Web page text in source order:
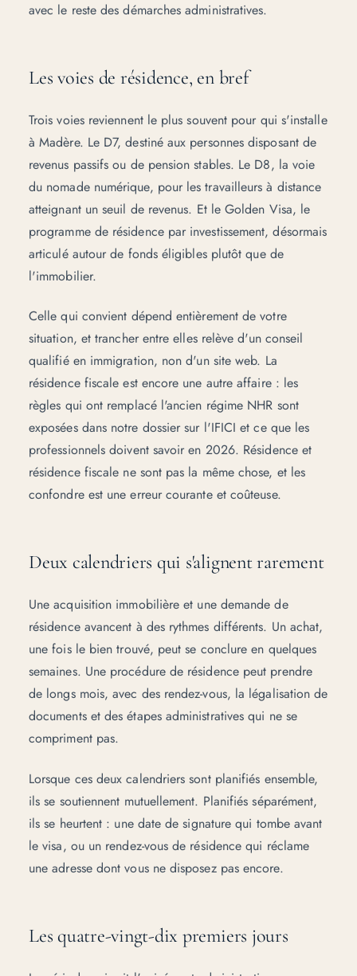
avec le reste des démarches administratives.
Les voies de résidence, en bref
Trois voies reviennent le plus souvent pour qui s'installe
à Madère. Le D7, destiné aux personnes disposant de
revenus passifs ou de pension stables. Le D8, la voie
du nomade numérique, pour les travailleurs à distance
atteignant un seuil de revenus. Et le Golden Visa, le
programme de résidence par investissement, désormais
articulé autour de fonds éligibles plutôt que de
l'immobilier.
Celle qui convient dépend entièrement de votre
situation, et trancher entre elles relève d'un conseil
qualifié en immigration, non d'un site web. La
résidence fiscale est encore une autre affaire : les
règles qui ont remplacé l'ancien régime NHR sont
exposées dans notre dossier sur l'IFICI et ce que les
professionnels doivent savoir en 2026. Résidence et
résidence fiscale ne sont pas la même chose, et les
confondre est une erreur courante et coûteuse.
Deux calendriers qui s'alignent rarement
Une acquisition immobilière et une demande de
résidence avancent à des rythmes différents. Un achat,
une fois le bien trouvé, peut se conclure en quelques
semaines. Une procédure de résidence peut prendre
de longs mois, avec des rendez-vous, la légalisation de
documents et des étapes administratives qui ne se
compriment pas.
Lorsque ces deux calendriers sont planifiés ensemble,
ils se soutiennent mutuellement. Planifiés séparément,
ils se heurtent : une date de signature qui tombe avant
le visa, ou un rendez-vous de résidence qui réclame
une adresse dont vous ne disposez pas encore.
Les quatre-vingt-dix premiers jours